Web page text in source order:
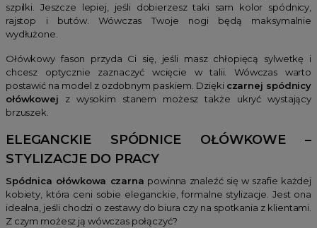
szpilki. Jeszcze lepiej, jeśli dobierzesz taki sam kolor spódnicy,
rajstop i butów. Wówczas Twoje nogi będą maksymalnie
wydłużone.
Ołówkowy fason przyda Ci się, jeśli masz chłopięcą sylwetkę i
chcesz optycznie zaznaczyć wcięcie w talii. Wówczas warto
postawić na model z ozdobnym paskiem. Dzięki czarnej spódnicy
ołówkowej z wysokim stanem możesz także ukryć wystający
brzuszek.
ELEGANCKIE SPÓDNICE OŁÓWKOWE –
STYLIZACJE DO PRACY
Spódnica ołówkowa czarna powinna znaleźć się w szafie każdej
kobiety, która ceni sobie eleganckie, formalne stylizacje. Jest ona
idealna, jeśli chodzi o zestawy do biura czy na spotkania z klientami.
Z czym możesz ją wówczas połączyć?